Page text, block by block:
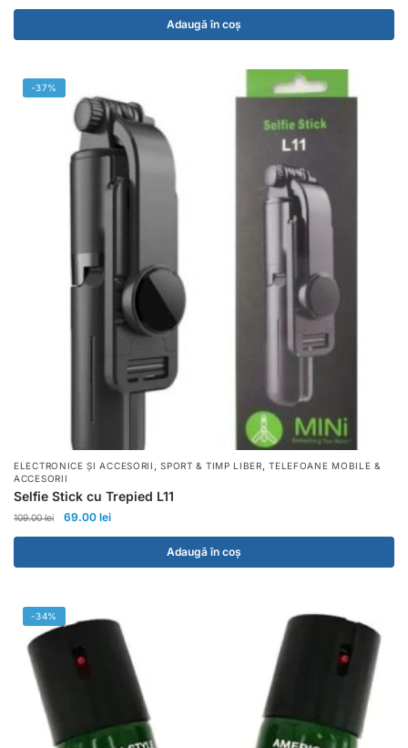
Adaugă în coș
-37%
ELECTRONICE ȘI ACCESORII ,SPORT & TIMP LIBER,TELEFOANE MOBILE &
ACCESORII
Selfie Stick cu Trepied L11
109.00lei 69.00 lei
Adaugă în coș
-34%